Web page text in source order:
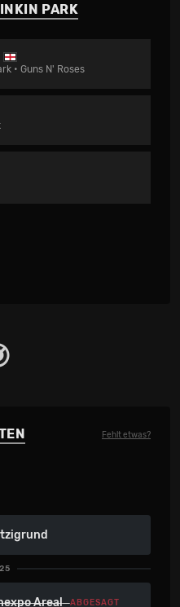
PARK
• Guns N' Roses
Fehlt etwas?
Areal ABGESAGT